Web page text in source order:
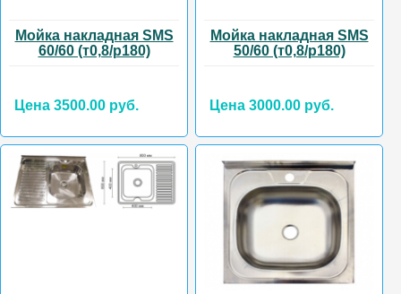
Мойка накладная SMS
60/60 (т0,8/р180)
Цена 3500.00 руб.
Мойка накладная SMS
50/60 (т0,8/р180)
Цена 3000.00 руб.